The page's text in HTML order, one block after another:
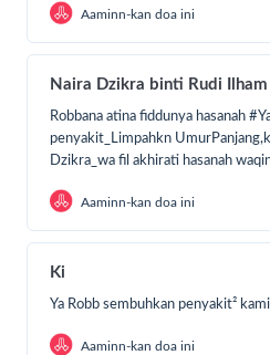
Aaminn-kan doa ini
Naira Dzikra binti Rudi Ilham
Robbana atina fiddunya hasanah
penyakit_Limpahkn
Dzikra_wa fil akhirati hasanah
Aaminn-kan doa ini
Ki
Ya Robb sembuhkan penyakit²
Aaminn-kan doa ini